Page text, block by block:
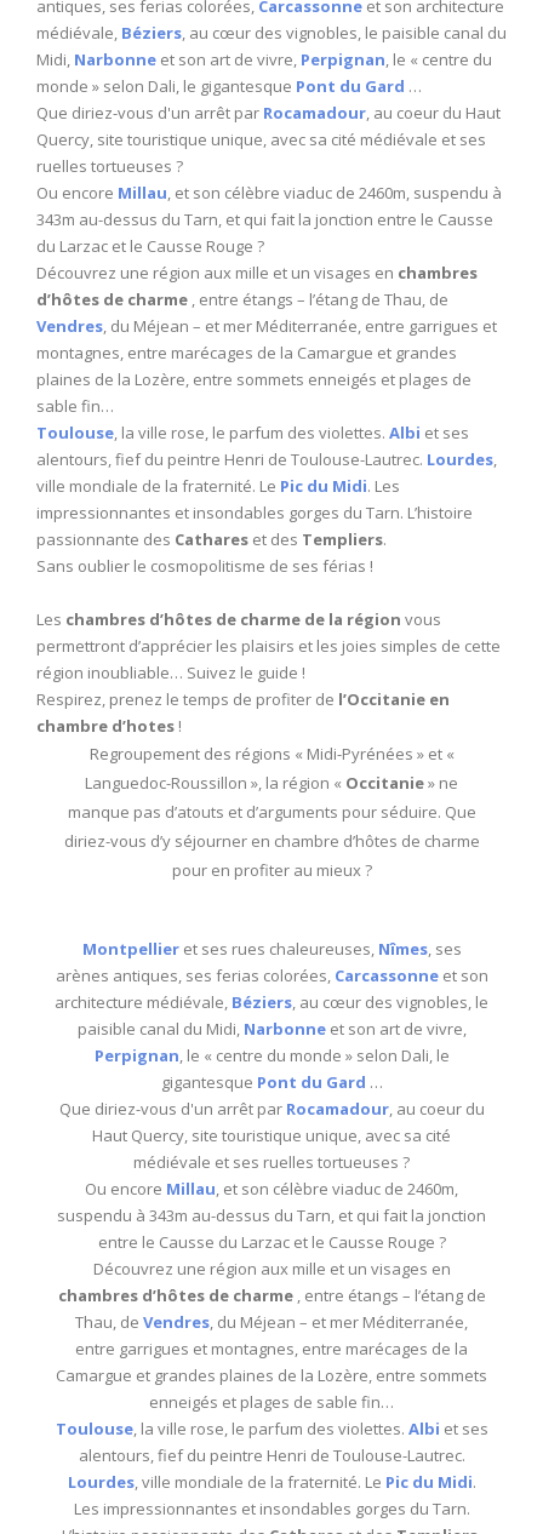
antiques, ses ferias colorées, Carcassonne et son architecture
médiévale, Béziers , au cœur des vignobles, le paisible canal du
Midi, Narbonne et son art de vivre, Perpignan , le « centre du
monde » selon Dali, le gigantesque Pont du Gard …
Que diriez-vous d'un arrêt par Rocamadour , au coeur du Haut
Quercy, site touristique unique, avec sa cité médiévale et ses
ruelles tortueuses ?
Ou encore Millau , et son célèbre viaduc de 2460m, suspendu à
343m au-dessus du Tarn, et qui fait la jonction entre le Causse
du Larzac et le Causse Rouge ?
Découvrez une région aux mille et un visages en chambres
d’hôtes de charme , entre étangs – l’étang de Thau, de
Vendres , du Méjean – et mer Méditerranée, entre garrigues et
montagnes, entre marécages de la Camargue et grandes
plaines de la Lozère, entre sommets enneigés et plages de
sable fin…
Toulouse , la ville rose, le parfum des violettes. Albi et ses
alentours, fief du peintre Henri de Toulouse-Lautrec. Lourdes
ville mondiale de la fraternité. Le Pic du Midi. Les
impressionnantes et insondables gorges du Tarn. L’histoire
passionnante des Cathares et des Templiers.
Sans oublier le cosmopolitisme de ses férias !
Les chambres d’hôtes de charme de la région vous
permettront d’apprécier les plaisirs et les joies simples de cette
région inoubliable… Suivez le guide !
Respirez, prenez le temps de profiter de l’Occitanie en
chambre d’hotes !
Regroupement des régions « Midi-Pyrénées » et «
Languedoc-Roussillon », la région « Occitanie» ne
manque pas d’atouts et d’arguments pour séduire. Que
diriez-vous d’y séjourner en chambre d’hôtes de charme
pour en profiter au mieux ?
Montpellier et ses rues chaleureuses, Nîmes, ses
arènes antiques, ses ferias colorées, Carcassonne et son
architecture médiévale, Béziers , au cœur des vignobles, le
paisible canal du Midi, Narbonne et son art de vivre,
Perpignan , le « centre du monde » selon Dali, le
gigantesque Pont du Gard …
Que diriez-vous d'un arrêt par Rocamadour, au coeur du
Haut Quercy, site touristique unique, avec sa cité
médiévale et ses ruelles tortueuses ?
Ou encore Millau , et son célèbre viaduc de 2460m,
suspendu à 343m au-dessus du Tarn, et qui fait la jonction
entre le Causse du Larzac et le Causse Rouge ?
Découvrez une région aux mille et un visages en
chambres d’hôtes de charme , entre étangs – l’étang de
Thau, de Vendres , du Méjean – et mer Méditerranée,
entre garrigues et montagnes, entre marécages de la
Camargue et grandes plaines de la Lozère, entre sommets
enneigés et plages de sable fin…
Toulouse, la ville rose, le parfum des violettes. Albi et ses
alentours, fief du peintre Henri de Toulouse-Lautrec.
Lourdes, ville mondiale de la fraternité. Le Pic du Midi.
Les impressionnantes et insondables gorges du Tarn.